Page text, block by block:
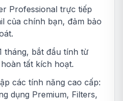
Professional trực tiếp
của chính bạn, đảm bảo
tháng, bắt đầu tính từ
tất kích hoạt.
các tính năng cao cấp:
dụng Premium, Filters,